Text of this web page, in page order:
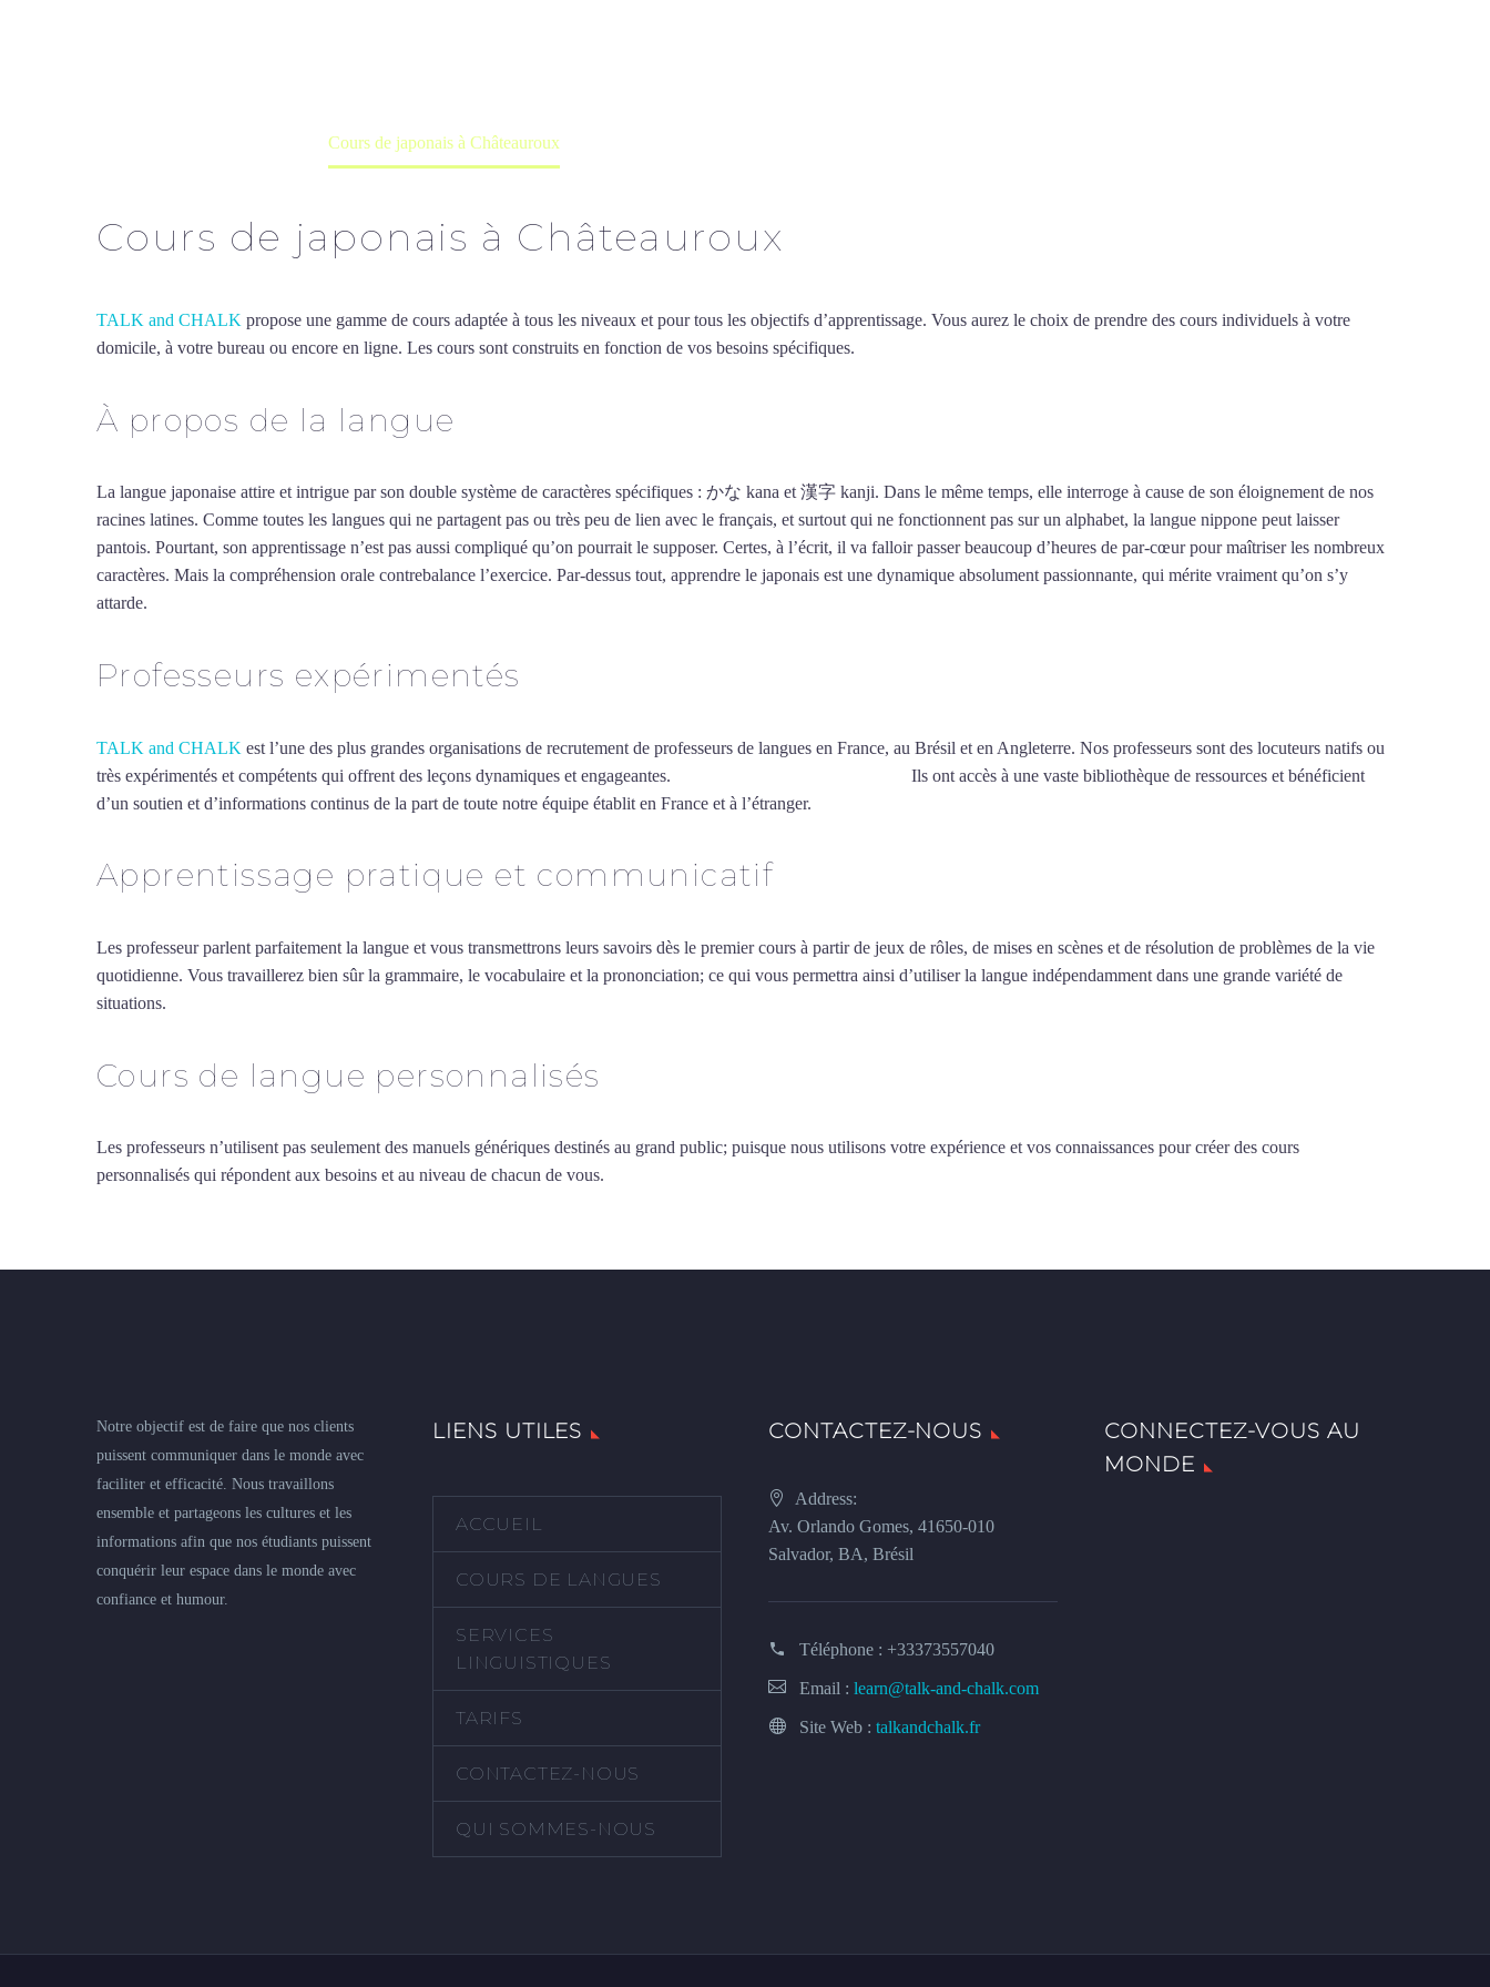
Cours de japonais à Châteauroux
Cours de japonais à Châteauroux
TALK and CHALK propose une gamme de cours adaptée à tous les niveaux et pour tous les objectifs d’apprentissage. Vous aurez le choix de prendre des cours individuels à votre
domicile, à votre bureau ou encore en ligne. Les cours sont construits en fonction de vos besoins spécifiques.
À propos de la langue
La langue japonaise attire et intrigue par son double système de caractères spécifiques : かな kana et 漢字 kanji. Dans le même temps, elle interroge à cause de son éloignement de nos
racines latines. Comme toutes les langues qui ne partagent pas ou très peu de lien avec le français, et surtout qui ne fonctionnent pas sur un alphabet, la langue nippone peut laisser
pantois. Pourtant, son apprentissage n’est pas aussi compliqué qu’on pourrait le supposer. Certes, à l’écrit, il va falloir passer beaucoup d’heures de par-cœur pour maîtriser les nombreux
caractères. Mais la compréhension orale contrebalance l’exercice. Par-dessus tout, apprendre le japonais est une dynamique absolument passionnante, qui mérite vraiment qu’on s’y
attarde.
Professeurs expérimentés
TALK and CHALK est l’une des plus grandes organisations de recrutement de professeurs de langues en France, au Brésil et en Angleterre. Nos professeurs sont des locuteurs natifs ou
très expérimentés et compétents qui offrent des leçons dynamiques et engageantes.
Ils ont accès à une vaste bibliothèque de ressources et bénéficient
d’un soutien et d’informations continus de la part de toute notre équipe établit en France et à l’étranger.
Apprentissage pratique et communicatif
Les professeur parlent parfaitement la langue et vous transmettrons leurs savoirs dès le premier cours à partir de jeux de rôles, de mises en scènes et de résolution de problèmes de la vie
quotidienne. Vous travaillerez bien sûr la grammaire, le vocabulaire et la prononciation; ce qui vous permettra ainsi d’utiliser la langue indépendamment dans une grande variété de
situations.
Cours de langue personnalisés
Les professeurs n’utilisent pas seulement des manuels génériques destinés au grand public; puisque nous utilisons votre expérience et vos connaissances pour créer des cours
personnalisés qui répondent aux besoins et au niveau de chacun de vous.
Notre objectif est de faire que nos clients
puissent communiquer dans le monde avec
faciliter et efficacité. Nous travaillons
ensemble et partageons les cultures et les
informations afin que nos étudiants puissent
conquérir leur espace dans le monde avec
confiance et humour.
LIENS UTILES
ACCUEIL
COURS DE LANGUES
SERVICES
LINGUISTIQUES
TARIFS
CONTACTEZ-NOUS
QUI SOMMES-NOUS
CONTACTEZ-NOUS
Address:
Av. Orlando Gomes, 41650-010
Salvador, BA, Brésil
Téléphone : +33373557040
Email : learn@talk-and-chalk.com
Site Web : talkandchalk.fr
CONNECTEZ-VOUS AU
MONDE